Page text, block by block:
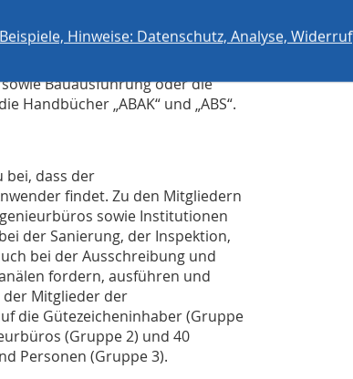
unter anderem die
erstellter Abwasserleitungen und -
zu den
Bauausführung oder die
Handbücher „ABAK“ und „ABS“.
bei, dass der
findet. Zu den Mitgliedern
sowie Institutionen
der Sanierung, der Inspektion,
bei der Ausschreibung und
fordern, ausführen und
der Mitglieder der
die Gütezeicheninhaber (Gruppe
(Gruppe 2) und 40
Personen (Gruppe 3).
Beispiele, Hinweise: Datenschutz, Analyse, Widerruf